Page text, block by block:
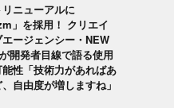
ニューアルに
」を採用！ クリエイ
ージェンシー・NEW
開発者目線で語る使用
性「技術力があればあ
自由度が増しますね」